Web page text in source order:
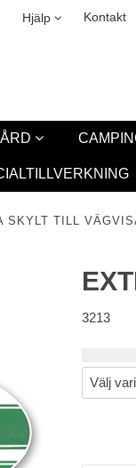
Hjälp
& Cookies Kontakt
Leasing
SKYLT TILL
3213